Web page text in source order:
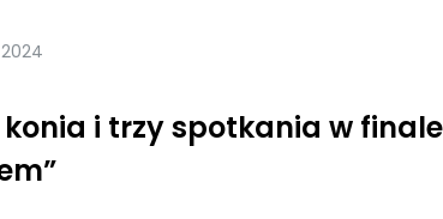
i trzy spotkania w